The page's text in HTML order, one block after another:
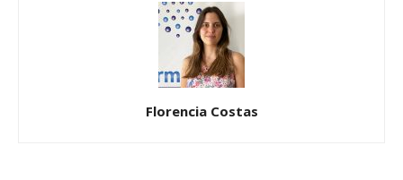
Florencia Costas